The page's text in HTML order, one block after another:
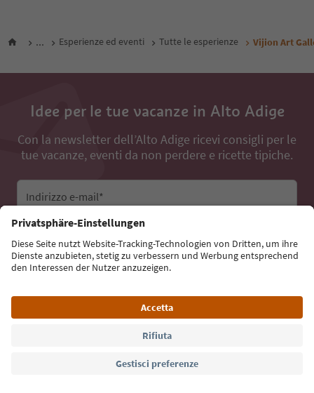
... Esperienze ed eventi Tutte le esperienze Vijion Art
Idee per le tue vacanze in Alto Adige
Con la newsletter dell’Alto Adige ricevi consigli per le
tue vacanze, eventi da non perdere e ricette tipiche.
Indirizzo e-mail*
Iscriviti alla newsletter